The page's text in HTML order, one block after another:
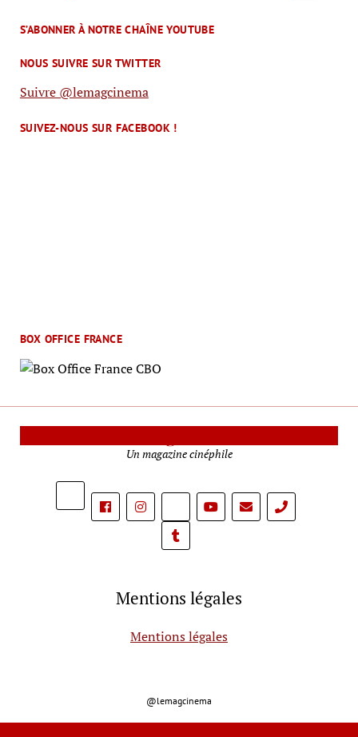
S’ABONNER À NOTRE CHAÎNE YOUTUBE
NOUS SUIVRE SUR TWITTER
Suivre @lemagcinema
SUIVEZ-NOUS SUR FACEBOOK !
BOX OFFICE FRANCE
Un magazine cinéphile
phone
Mentions légales
Mentions légales
@lemagcinema